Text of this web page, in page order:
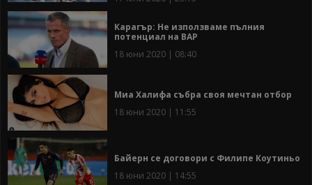
Карагър: Не използваме пълния
потенциал на ВАР
18 юни 2020 | 08:40
Миа Халифа събра своя мечтан отбор
18 юни 2020 | 11:55
Байерн се договори с Филипе Коутиньо
18 юни 2020 | 14:55